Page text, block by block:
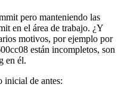
pero manteniendo las
en el área de trabajo. ¿Y
motivos, por ejemplo por
están incompletos, son
en él.
inicial de antes: